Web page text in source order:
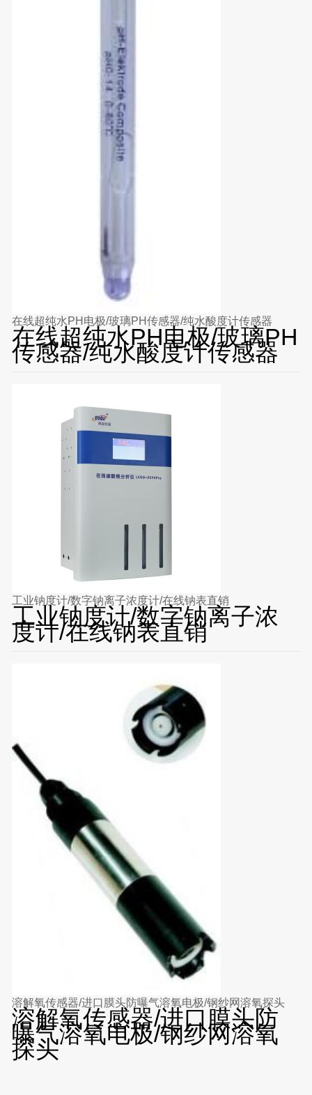
在线超纯水PH电极/玻璃PH传感器/纯水酸度计传感器
在线超纯水PH电极/玻璃PH
传感器/纯水酸度计传感器
工业钠度计/数字钠离子浓度计/在线钠表直销
工业钠度计/数字钠离子浓
度计/在线钠表直销
溶解氧传感器/进口膜头防曝气溶氧电极/钢纱网溶氧探头
溶解氧传感器/进口膜头防
曝气溶氧电极/钢纱网溶氧
探头